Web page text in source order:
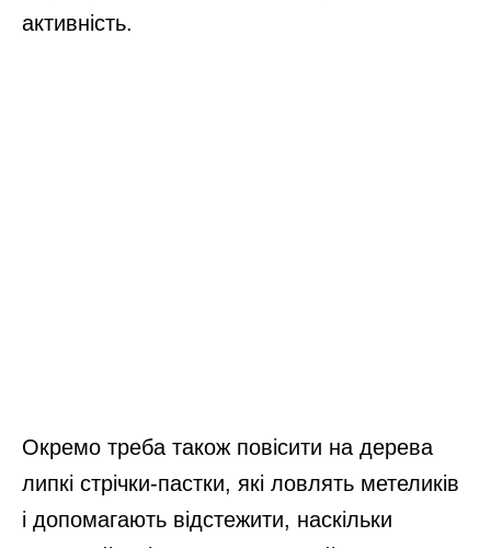
активність.
Окремо треба також повісити на дерева
липкі стрічки-пастки, які ловлять метеликів
і допомагають відстежити, наскільки